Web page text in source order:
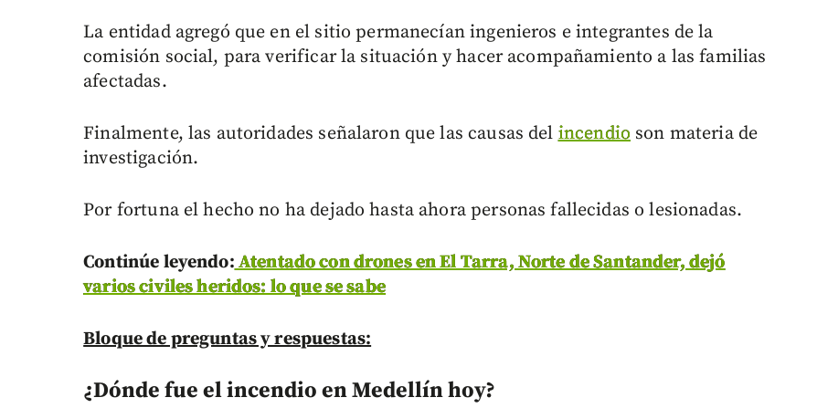
La entidad agregó que en el sitio permanecían ingenieros e integrantes de la
comisión social, para verificar la situación y hacer acompañamiento a las familias
afectadas.
Finalmente, las autoridades señalaron que las causas delincendioson materia de
investigación.
Por fortuna el hecho no ha dejado hasta ahora personas fallecidas o lesionadas.
Continúe leyendo:Atentado con drones en El Tarra, Norte de Santander, dejó
varios civiles heridos: lo que se sabe
Bloque de preguntas y respuestas:
¿Dónde fue el incendio en Medellín hoy?